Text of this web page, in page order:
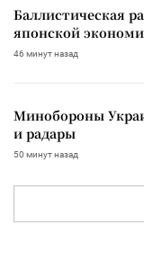
Баллистическая
японской
46 минут назад
Минобороны
и радары
50 минут назад